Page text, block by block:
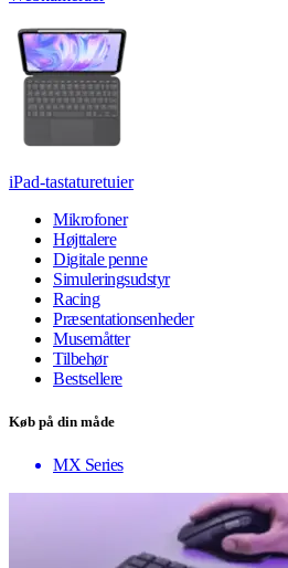
iPad-tastaturetuier
Mikrofoner
Højttalere
Digitale penne
Simuleringsudstyr
Racing
Præsentationsenheder
Musemåtter
Tilbehør
Bestsellere
Køb på din måde
MX Series